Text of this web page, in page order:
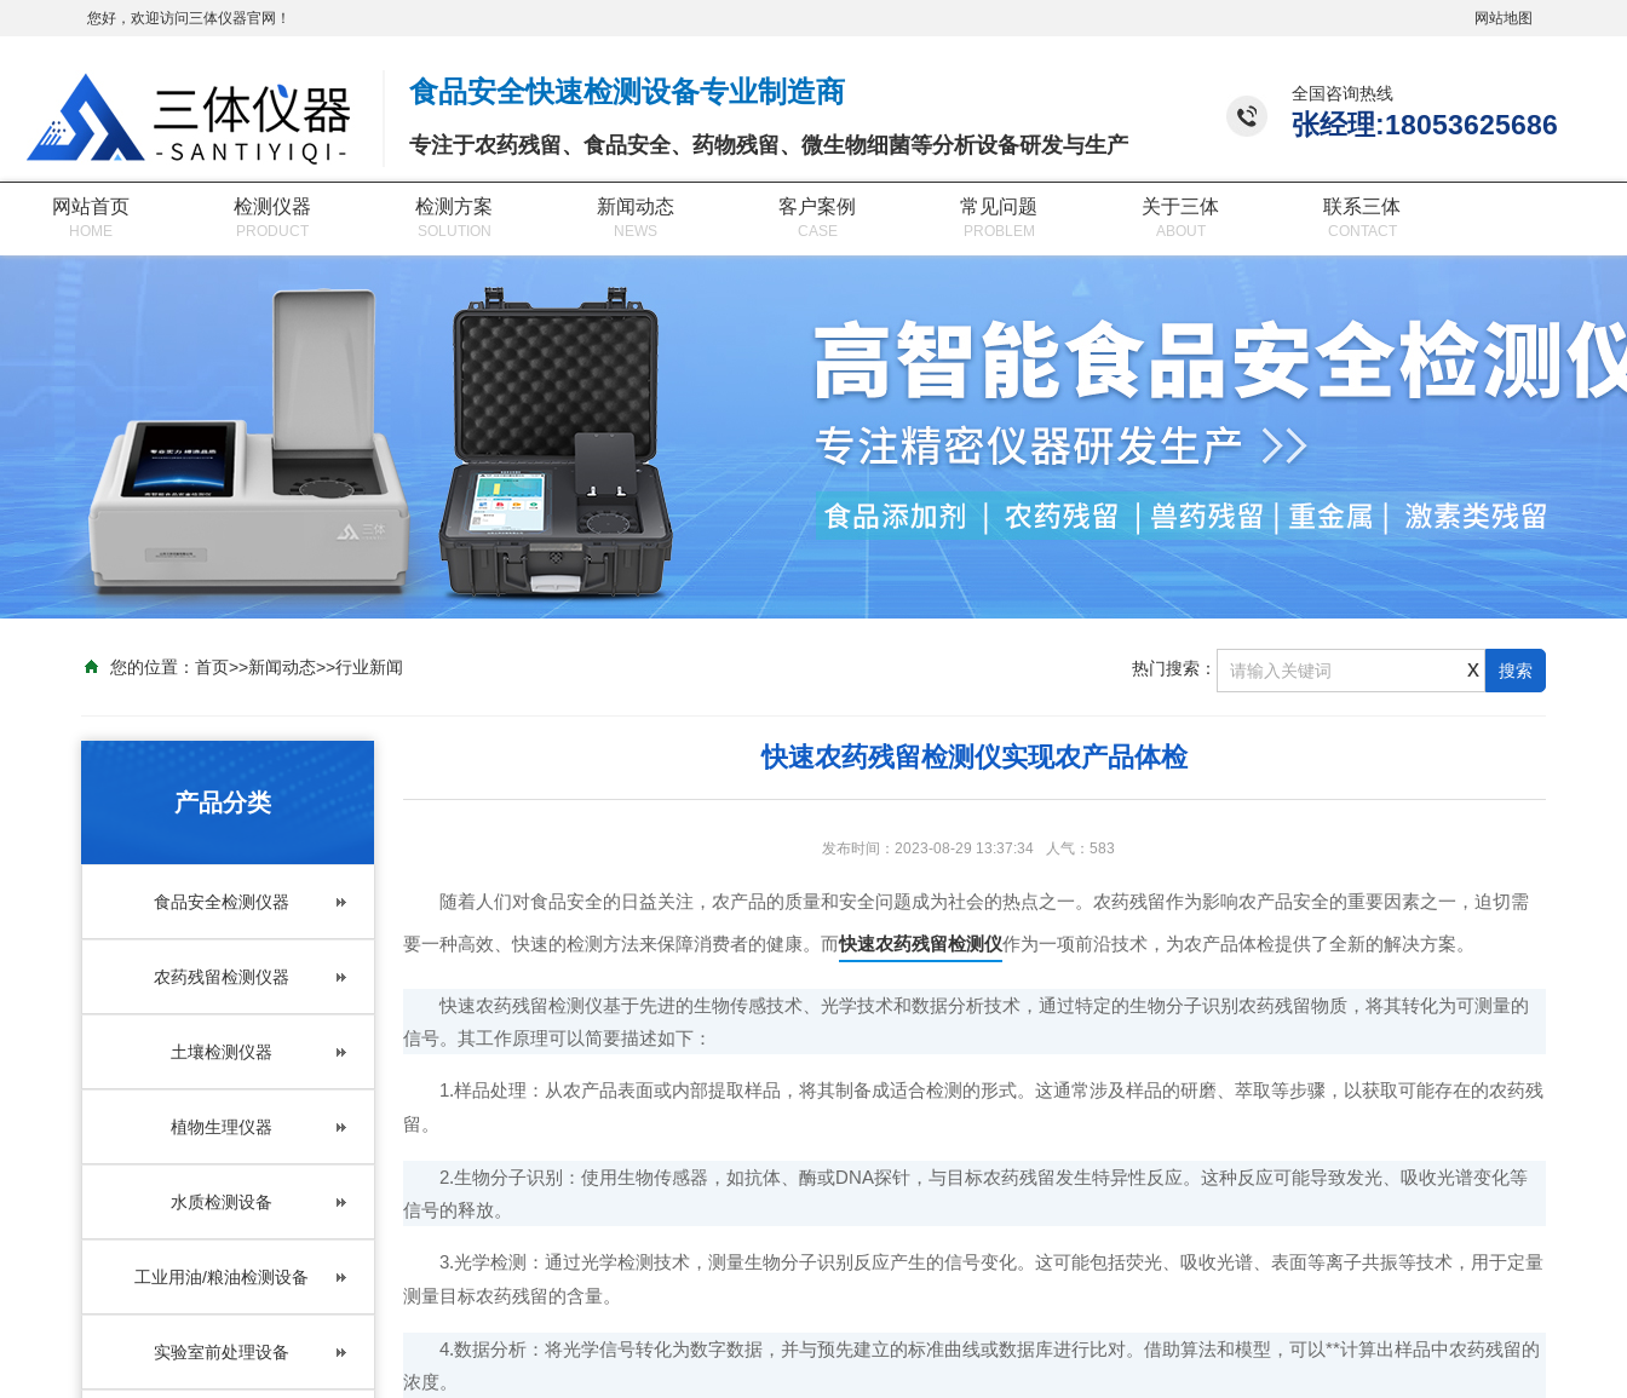
您好，欢迎访问三体仪器官网！ 网站地图
食品安全快速检测设备专业制造商
专注于农药残留、食品安全、药物残留、微生物细菌等分析设备研发与生产
全国咨询热线
张经理:18053625686
网站首页
HOME
检测仪器
PRODUCT
检测方案
SOLUTION
新闻动态
NEWS
客户案例
CASE
常见问题
PROBLEM
关于三体
ABOUT
联系三体
CONTACT
您的位置：首页>>新闻动态>>行业新闻 热门搜索： x
产品分类
食品安全检测仪器
农药残留检测仪器
土壤检测仪器
植物生理仪器
水质检测设备
工业用油/粮油检测设备
实验室前处理设备
快速农药残留检测仪实现农产品体检
发布时间：2023-08-29 13:37:34 人气：583
随着人们对食品安全的日益关注，农产品的质量和安全问题成为社会的热点之一。农药残留作为影响农产品安全的重要因素之一，迫切需
要一种高效、快速的检测方法来保障消费者的健康。而快速农药残留检测仪作为一项前沿技术，为农产品体检提供了全新的解决方案。
快速农药残留检测仪基于先进的生物传感技术、光学技术和数据分析技术，通过特定的生物分子识别农药残留物质，将其转化为可测量的
信号。其工作原理可以简要描述如下：
1.样品处理：从农产品表面或内部提取样品，将其制备成适合检测的形式。这通常涉及样品的研磨、萃取等步骤，以获取可能存在的农药残
留。
2.生物分子识别：使用生物传感器，如抗体、酶或DNA探针，与目标农药残留发生特异性反应。这种反应可能导致发光、吸收光谱变化等
信号的释放。
3.光学检测：通过光学检测技术，测量生物分子识别反应产生的信号变化。这可能包括荧光、吸收光谱、表面等离子共振等技术，用于定量
测量目标农药残留的含量。
4.数据分析：将光学信号转化为数字数据，并与预先建立的标准曲线或数据库进行比对。借助算法和模型，可以**计算出样品中农药残留的
浓度。